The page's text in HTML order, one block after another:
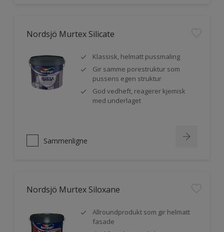
Nordsjö Murtex Silicate
Klassisk, helmatt pussmaling
Gir samme porestruktur som
pussens egen struktur
God vedheft, reagerer kjemisk
med underlaget
Sammenligne
Nordsjö Murtex Siloxane
Allroundprodukt som gir helmatt
fasade